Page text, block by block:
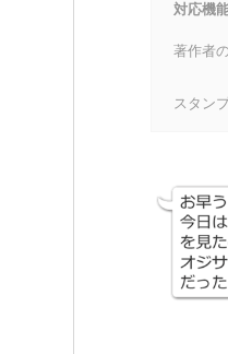
対応機
著作者
スタン